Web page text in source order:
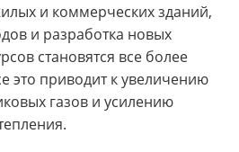
и коммерческих зданий,
и разработка новых
становятся все более
это приводит к увеличению
газов и усилению